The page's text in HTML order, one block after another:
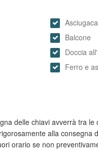
Balcone
Doccia
Ferro e
delle chiavi avverrà tra
alla consegna
orario se non